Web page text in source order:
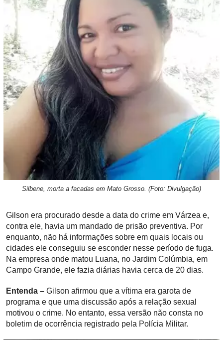
Silbene, morta a facadas em Mato Grosso. (Foto: Divulgação)
Gilson era procurado desde a data do crime em Várzea e,
contra ele, havia um mandado de prisão preventiva. Por
enquanto, não há informações sobre em quais locais ou
cidades ele conseguiu se esconder nesse período de fuga.
Na empresa onde matou Luana, no Jardim Colúmbia, em
Campo Grande, ele fazia diárias havia cerca de 20 dias.
Entenda – Gilson afirmou que a vítima era garota de
programa e que uma discussão após a relação sexual
motivou o crime. No entanto, essa versão não consta no
boletim de ocorrência registrado pela Polícia Militar.